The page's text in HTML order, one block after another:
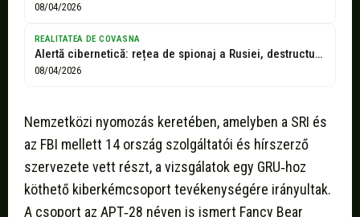
08/04/2026
REALITATEA DE COVASNA
Alertă cibernetică: rețea de spionaj a Rusiei, destructurată de FBI și cu...
08/04/2026
Nemzetközi nyomozás keretében, amelyben a SRI és
az FBI mellett 14 ország szolgáltatói és hírszerző
szervezete vett részt, a vizsgálatok egy GRU‑hoz
köthető kiberkémcsoport tevékenységére irányultak.
A csoport az APT‑28 néven is ismert Fancy Bear